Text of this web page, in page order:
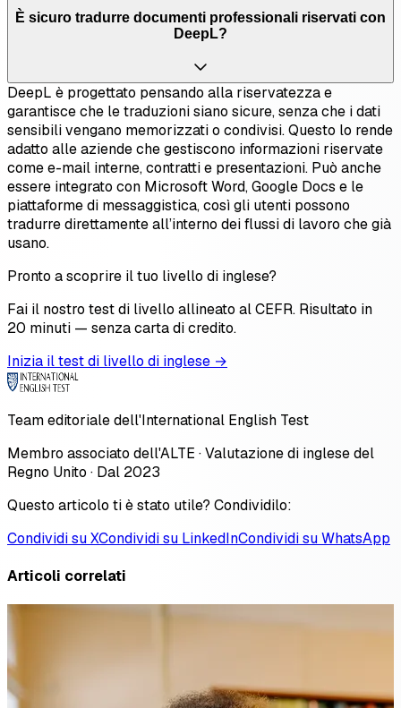
È sicuro tradurre documenti professionali riservati con
DeepL?
DeepL è progettato pensando alla riservatezza e
garantisce che le traduzioni siano sicure, senza che i dati
sensibili vengano memorizzati o condivisi. Questo lo rende
adatto alle aziende che gestiscono informazioni riservate
come e-mail interne, contratti e presentazioni. Può anche
essere integrato con Microsoft Word, Google Docs e le
piattaforme di messaggistica, così gli utenti possono
tradurre direttamente all’interno dei flussi di lavoro che già
usano.
Pronto a scoprire il tuo livello di inglese?
Fai il nostro test di livello allineato al CEFR. Risultato in
20 minuti — senza carta di credito.
Inizia il test di livello di inglese →
Team editoriale dell'International English Test
Membro associato dell'ALTE · Valutazione di inglese del
Regno Unito · Dal 2023
Questo articolo ti è stato utile? Condividilo:
Condividi su XCondividi su LinkedInCondividi su WhatsApp
Articoli correlati